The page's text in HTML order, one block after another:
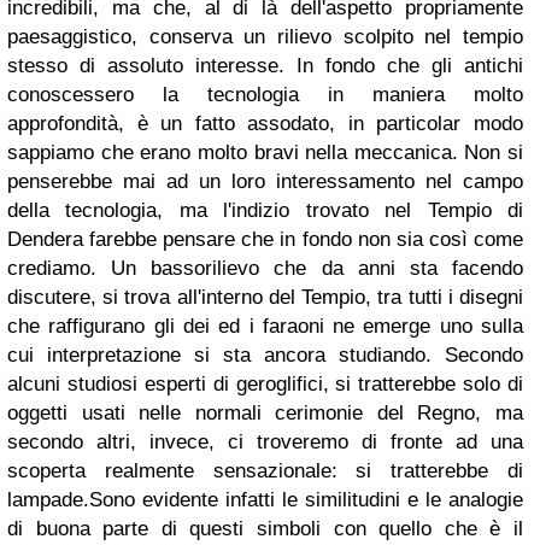
incredibili, ma che, al di là dell'aspetto propriamente
paesaggistico, conserva un rilievo scolpito nel tempio
stesso di assoluto interesse. In fondo che gli antichi
conoscessero la tecnologia in maniera molto
approfondità, è un fatto assodato, in particolar modo
sappiamo che erano molto bravi nella meccanica. Non si
penserebbe mai ad un loro interessamento nel campo
dellatecnologia, ma l'indizio trovato nel Tempio di
Dendera farebbe pensare che in fondo non sia così come
crediamo. Un bassorilievo che da anni sta facendo
discutere, si trova all'interno del Tempio, tra tutti i disegni
che raffigurano gli dei ed i faraoni ne emerge uno sulla
cui interpretazione si sta ancora studiando. Secondo
alcuni studiosi esperti di geroglifici, si tratterebbe solo di
oggetti usati nelle normali cerimonie del Regno, ma
secondo altri, invece, ci troveremo di fronte ad una
scoperta realmente sensazionale: si tratterebbe di
lampade.Sono evidente infatti le similitudini e le analogie
di buona parte di questi simboli con quello che è il